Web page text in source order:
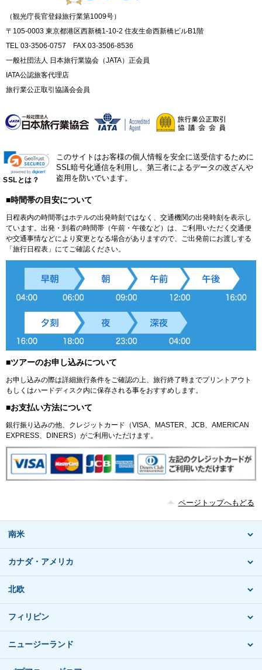
（観光庁長官登録旅行業第1009号）
〒105-0003 東京都港区西新橋1-10-2 住友生命西新橋ビルB1階
TEL 03-3506-0757 FAX 03-3506-8536
一般社団法人 日本旅行業協会（JATA）正会員
IATA公認旅客代理店
旅行業公正取引協議会会員
SSLとは？
このサイトはお客様の個人情報を安全に送受信するために
SSL暗号化通信を利用し、第三者によるデータの改ざんや
盗用を防いでいます。
■時間帯の目安について
日程表内の時間帯はホテルの出発時刻ではなく、交通機関の出発時刻を表示し
ています。出発・到着の時間帯（午前・午後など）は、ご利用いただく交通便
や交通事情などにより変更となる場合がありますので、ご出発前にお渡しする
「旅行日程表」にてご確認ください。
■ツアーのお申し込みについて
お申し込みの際は詳細旅行条件をご確認の上、旅行終了時までプリントアウト
もしくはハードディスク内に保存される事をおすすめします。
■お支払い方法について
銀行振り込みの他、クレジットカード（VISA、MASTER、JCB、AMERICAN
EXPRESS、DINERS）がご利用いただけます。
ページトップへもどる
南米
カナダ・アメリカ
北欧
フィリピン
ニュージーランド